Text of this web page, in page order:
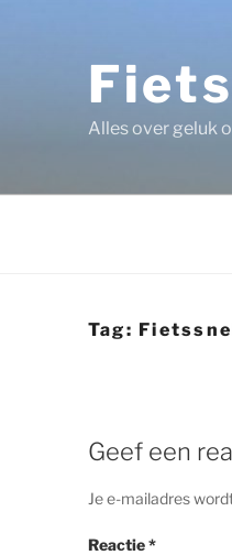
Alles over geluk
Tag:
Geef een
Je e-mailadres
Reactie*